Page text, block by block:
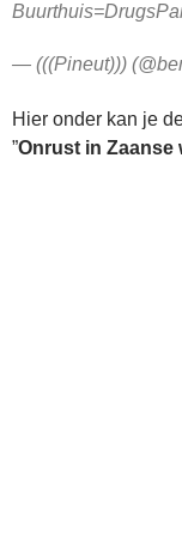
— (((Pineut)))
Hier onder kan je
”Onrust in Zaanse